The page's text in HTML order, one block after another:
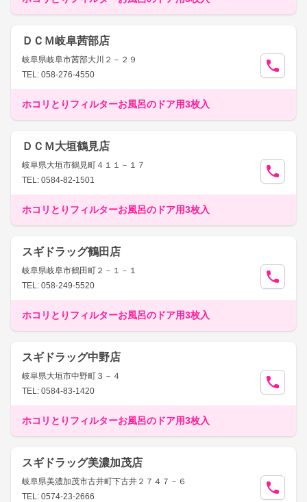
ＤＣＭ岐阜茜部店
岐阜県岐阜市茜部大川２－２９
TEL: 058-276-4550
ホコリとりフィルターお風呂のドア用3枚入
ＤＣＭ大垣鶴見店
岐阜県大垣市鶴見町４１１－１７
TEL: 0584-82-1501
ホコリとりフィルターお風呂のドア用3枚入
スギドラッグ鶴田店
岐阜県岐阜市鶴田町２－１－１
TEL: 058-249-5520
ホコリとりフィルターお風呂のドア用3枚入
スギドラッグ中野店
岐阜県大垣市中野町３－４
TEL: 0584-83-1420
ホコリとりフィルターお風呂のドア用3枚入
スギドラッグ美濃加茂店
岐阜県美濃加茂市古井町下古井２７４７－６
TEL: 0574-23-2666